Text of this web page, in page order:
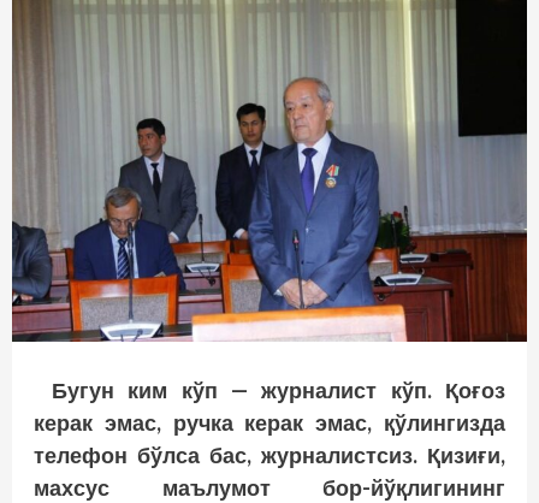
Бугун ким кўп — журналист кўп. Қоғоз
керак эмас, ручка керак эмас, қўлингизда
телефон бўлса бас, журналистсиз. Қизиғи,
махсус маълумот бор-йўқлигининг